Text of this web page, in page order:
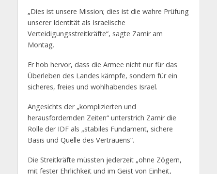
„Dies ist unsere Mission; dies ist die wahre Prüfung
unserer Identität als Israelische
Verteidigungsstreitkräfte“, sagte Zamir am
Montag.
Er hob hervor, dass die Armee nicht nur für das
Überleben des Landes kämpfe, sondern für ein
sicheres, freies und wohlhabendes Israel.
Angesichts der „komplizierten und
herausfordernden Zeiten“ unterstrich Zamir die
Rolle der IDF als „stabiles Fundament, sichere
Basis und Quelle des Vertrauens“.
Die Streitkräfte müssten jederzeit „ohne Zögern,
mit fester Ehrlichkeit und im Geist von Einheit,